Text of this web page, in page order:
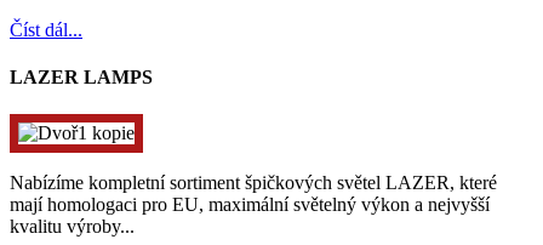
Číst dál...
LAZER LAMPS
Nabízíme kompletní sortiment špičkových světel LAZER, které
mají homologaci pro EU, maximální světelný výkon a nejvyšší
kvalitu výroby...